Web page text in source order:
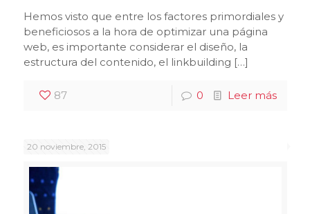
Hemos visto que entre los factores primordiales y
beneficiosos a la hora de optimizar una página
web, es importante considerar el diseño, la
estructura del contenido, el linkbuilding […]
87 0 Leer más
20 noviembre, 2015